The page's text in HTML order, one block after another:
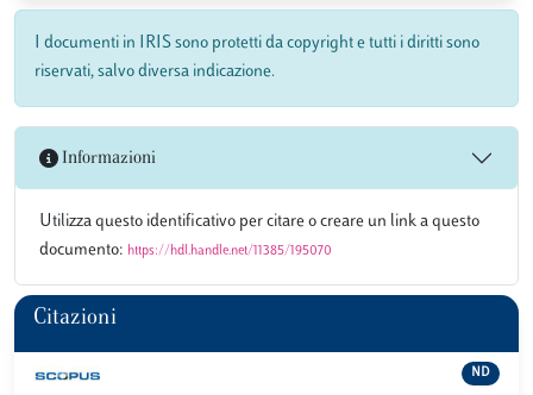
I documenti in IRIS sono protetti da copyright e tutti i diritti sono
riservati, salvo diversa indicazione.
Informazioni
Utilizza questo identificativo per citare o creare un link a questo
documento: https://hdl.handle.net/11385/195070
Citazioni
ND